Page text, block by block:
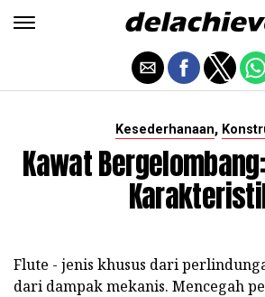
Kesederhanaan,
Kawat
Flute - jenis khusus dari
dari dampak mekanis. Mencegah